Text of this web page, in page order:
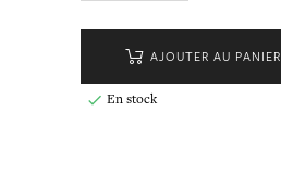
AJOUTER AU PANIER
 En stock